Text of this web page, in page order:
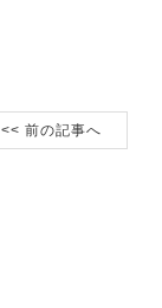
<< 前の記事へ